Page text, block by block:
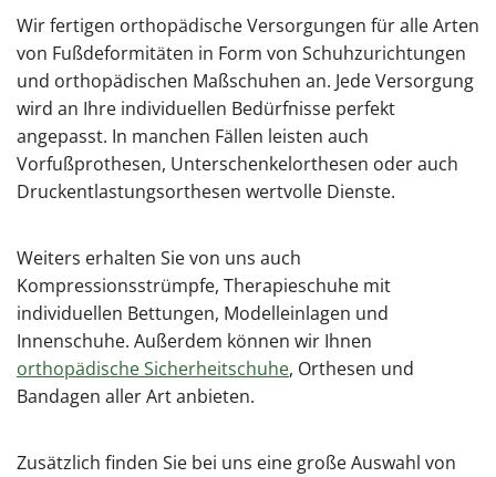
Wir fertigen orthopädische Versorgungen für alle Arten
von Fußdeformitäten in Form von Schuhzurichtungen
und orthopädischen Maßschuhen an. Jede Versorgung
wird an Ihre individuellen Bedürfnisse perfekt
angepasst. In manchen Fällen leisten auch
Vorfußprothesen, Unterschenkelorthesen oder auch
Druckentlastungsorthesen wertvolle Dienste.
Weiters erhalten Sie von uns auch
Kompressionsstrümpfe, Therapieschuhe mit
individuellen Bettungen, Modelleinlagen und
Innenschuhe. Außerdem können wir Ihnen
orthopädische Sicherheitschuhe, Orthesen und
Bandagen aller Art anbieten.
Zusätzlich finden Sie bei uns eine große Auswahl von